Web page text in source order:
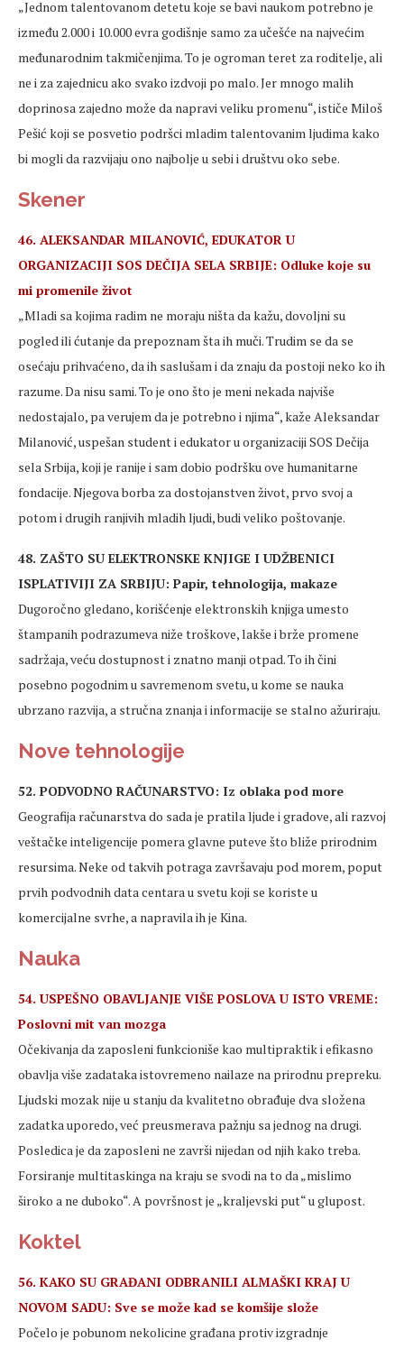
„Jednom talentovanom detetu koje se bavi naukom potrebno je
između 2.000 i 10.000 evra godišnje samo za učešće na najvećim
međunarodnim takmičenjima. To je ogroman teret za roditelje, ali
ne i za zajednicu ako svako izdvoji po malo. Jer mnogo malih
doprinosa zajedno može da napravi veliku promenu“, ističe Miloš
Pešić koji se posvetio podršci mladim talentovanim ljudima kako
bi mogli da razvijaju ono najbolje u sebi i društvu oko sebe.
Skener
46. ALEKSANDAR MILANOVIĆ, EDUKATOR U
ORGANIZACIJI SOS DEČIJA SELA SRBIJE: Odluke koje su
mi promenile život
„Mladi sa kojima radim ne moraju ništa da kažu, dovoljni su
pogled ili ćutanje da prepoznam šta ih muči. Trudim se da se
osećaju prihvaćeno, da ih saslušam i da znaju da postoji neko ko ih
razume. Da nisu sami. To je ono što je meni nekada najviše
nedostajalo, pa verujem da je potrebno i njima“, kaže Aleksandar
Milanović, uspešan student i edukator u organizaciji SOS Dečija
sela Srbija, koji je ranije i sam dobio podršku ove humanitarne
fondacije. Njegova borba za dostojanstven život, prvo svoj a
potom i drugih ranjivih mladih ljudi, budi veliko poštovanje.
48. ZAŠTO SU ELEKTRONSKE KNJIGE I UDŽBENICI
ISPLATIVIJI ZA SRBIJU: Papir, tehnologija, makaze
Dugoročno gledano, korišćenje elektronskih knjiga umesto
štampanih podrazumeva niže troškove, lakše i brže promene
sadržaja, veću dostupnost i znatno manji otpad. To ih čini
posebno pogodnim u savremenom svetu, u kome se nauka
ubrzano razvija, a stručna znanja i informacije se stalno ažuriraju.
Nove tehnologije
52. PODVODNO RAČUNARSTVO: Iz oblaka pod more
Geografija računarstva do sada je pratila ljude i gradove, ali razvoj
veštačke inteligencije pomera glavne puteve što bliže prirodnim
resursima. Neke od takvih potraga završavaju pod morem, poput
prvih podvodnih data centara u svetu koji se koriste u
komercijalne svrhe, a napravila ih je Kina.
Nauka
54. USPEŠNO OBAVLJANJE VIŠE POSLOVA U ISTO VREME:
Poslovni mit van mozga
Očekivanja da zaposleni funkcioniše kao multipraktik i efikasno
obavlja više zadataka istovremeno nailaze na prirodnu prepreku.
Ljudski mozak nije u stanju da kvalitetno obrađuje dva složena
zadatka uporedo, već preusmerava pažnju sa jednog na drugi.
Posledica je da zaposleni ne završi nijedan od njih kako treba.
Forsiranje multitaskinga na kraju se svodi na to da „mislimo
široko a ne duboko“. A površnost je „kraljevski put“ u glupost.
Koktel
56. KAKO SU GRAĐANI ODBRANILI ALMAŠKI KRAJ U
NOVOM SADU: Sve se može kad se komšije slože
Počelo je pobunom nekolicine građana protiv izgradnje